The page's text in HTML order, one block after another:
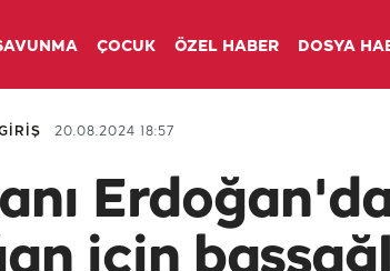
ÇOCUK ÖZEL HABER DOSYA
20.08.2024 18:57
için